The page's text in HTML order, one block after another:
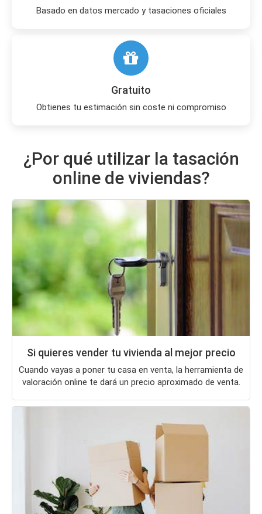
Basado en datos mercado y tasaciones oficiales
Gratuito
Obtienes tu estimación sin coste ni compromiso
¿Por qué utilizar la tasación
online de viviendas?
Si quieres vender tu vivienda al mejor precio
Cuando vayas a poner tu casa en venta, la herramienta de
valoración online te dará un precio aproximado de venta.